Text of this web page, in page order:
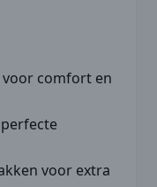
voor comfort en
voor extra